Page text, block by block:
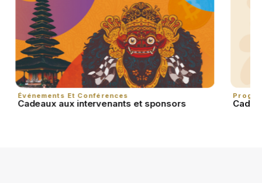
Événements Et Conférences
Cadeaux aux intervenants et sponsors